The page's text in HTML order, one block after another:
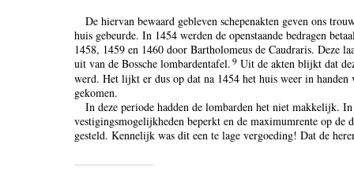
De hiervan bewaard gebleven schepenakten geven ons
huis gebeurde. In 1454 werden de openstaande bedragen
1458, 1459 en 1460 door Bartholomeus de Caudraris. Deze
uit van de Bossche lombardentafel. 9Uit de akten blijkt dat
werd. Het lijkt er dus op dat na 1454 het huis weer in handen
gekomen.
In deze periode hadden de lombarden het niet makkelijk.
vestigingsmogelijkheden beperkt en de maximumrente op de
gesteld. Kennelijk was dit een te lage vergoeding! Dat de